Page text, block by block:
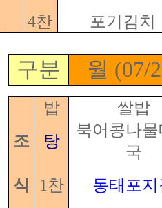
4찬 포기김치
구분 월 (07/
밥
쌀밥
조
탕
북어콩나
국
식
1찬 동태포지